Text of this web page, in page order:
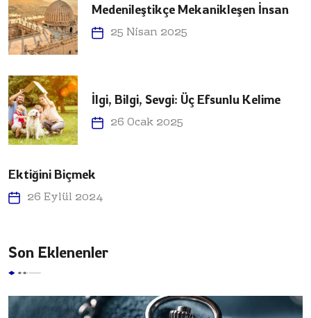
Medenileştikçe Mekanikleşen İnsan
25 Nisan 2025
İlgi, Bilgi, Sevgi: Üç Efsunlu Kelime
26 Ocak 2025
Ektiğini Biçmek
26 Eylül 2024
Son Eklenenler